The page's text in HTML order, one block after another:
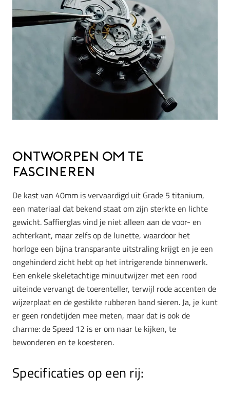
Ontworpen om te
fascineren
De kast van 40mm is vervaardigd uit Grade 5 titanium,
een materiaal dat bekend staat om zijn sterkte en lichte
gewicht. Saffierglas vind je niet alleen aan de voor- en
achterkant, maar zelfs op de lunette, waardoor het
horloge een bijna transparante uitstraling krijgt en je een
ongehinderd zicht hebt op het intrigerende binnenwerk.
Een enkele skeletachtige minuutwijzer met een rood
uiteinde vervangt de toerenteller, terwijl rode accenten de
wijzerplaat en de gestikte rubberen band sieren. Ja, je kunt
er geen rondetijden mee meten, maar dat is ook de
charme: de Speed 12 is er om naar te kijken, te
bewonderen en te koesteren.
Specificaties op een rij: